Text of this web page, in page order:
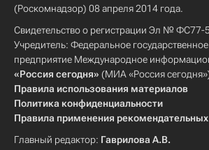
(Роскомнадзор) 08 апреля 2014 года.
Свидетельство о регистрации Эл № ФС77-
Учредитель: Федеральное
предприятие Международное
«Россия сегодня» (МИА «Россия
Правила использования материалов
Политика конфиденциальности
Правила применения рекомендательных
Главный редактор: Гаврилова А.В.